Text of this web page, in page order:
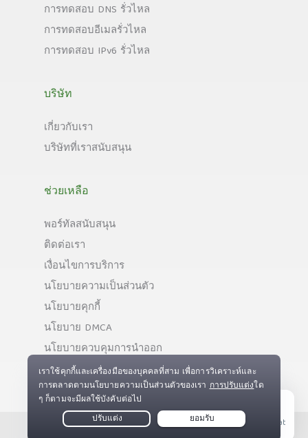
การทดสอบ DNS รั่วไหล
การทดสอบอีเมลรั่วไหล
การทดสอบ IPv6 รั่วไหล
บริษัท
เกี่ยวกับเรา
บริษัทที่เราสนับสนุน
ช่วยเหลือ
พอร์ทัลสนับสนุน
ติดต่อเรา
เงื่อนไขการบริการ
นโยบายความเป็นส่วนตัว
นโยบายคุกกี้
นโยบาย DMCA
นโยบายควบคุมการนำออก
ลิขสิทธิ์ © Private Internet Access, Inc. สงวนลิขสิทธิ์
Live Chat